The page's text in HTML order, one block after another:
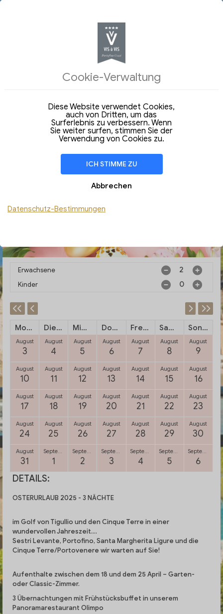
OSTERURLAUB 2025 - 3
NÄCHTE
Erwachsene
Kinder
Montag Dienstag Mittwoch Donnerstag Freitag Samstag Sonntag
August
3
August
4
August
5
August
6
August
7
August
8
August
9
August
10
August
11
August
12
August
13
August
14
August
15
August
16
August
17
August
18
August
19
August
20
August
21
August
22
August
23
August
24
August
25
August
26
August
27
August
28
August
29
August
30
August
31
September
1
September
2
September
3 4 5
6
DETAILS:
OSTERURLAUB 2025 - 3 NÄCHTE
im Golf von Tigullio und den Cinque Terre in einer
wundervollen Jahreszeit….
Sestri Levante, Portofino, Santa Margherita Ligure und die
Cinque Terre/Portovenere wir warten auf Sie!
Aufenthalte zwischen dem 18 und dem 25 April – Garten-
oder Classic-Zimmer.
3 Übernachtungen mit Frühstücksbuffet in unserem
Panoramarestaurant Olimpo
Cookie-Verwaltung
Diese Website verwendet Cookies,
auch von Dritten, um das
Surferlebnis zu verbessern. Wenn
Sie weiter surfen, stimmen Sie der
Verwendung von Cookies zu.
ICH STIMME ZU
Abbrechen
Datenschutz-Bestimmungen